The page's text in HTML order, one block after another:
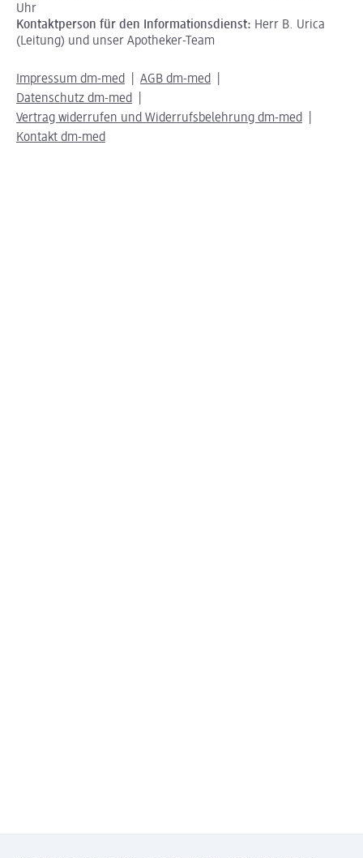
Uhr
Kontaktperson für den Informationsdienst: Herr B. Urica
(Leitung) und unser Apotheker-Team
Impressum dm-med
AGB dm-med
Datenschutz dm-med
Vertrag widerrufen und Widerrufsbelehrung dm-med
Kontakt dm-med